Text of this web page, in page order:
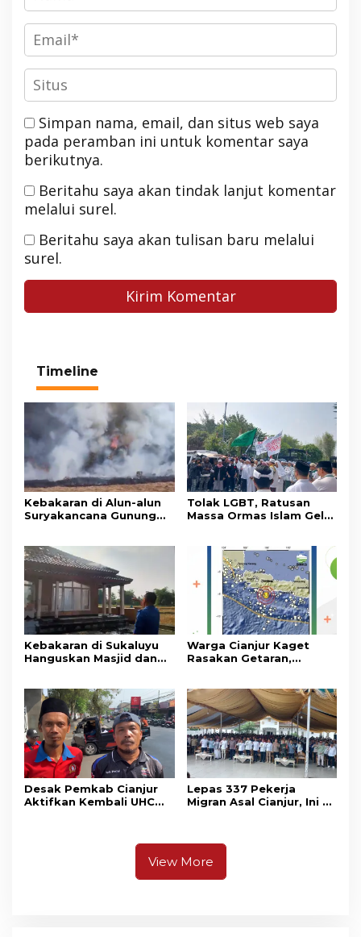
Simpan nama, email, dan situs web saya
pada peramban ini untuk komentar saya
berikutnya.
Beritahu saya akan tindak lanjut komentar
melalui surel.
Beritahu saya akan tulisan baru melalui
surel.
Timeline
Kebakaran di Alun-alun
Suryakancana Gunung
Masih Bersiaga
Tolak LGBT, Ratusan
Massa Ormas Islam Gelar
Kebakaran di Sukaluyu
Hanguskan Masjid dan
Warga Cianjur Kaget
Rasakan Getaran,
Pangandaran
Desak Pemkab Cianjur
Aktifkan Kembali UHC
Lepas 337 Pekerja
Migran Asal Cianjur, Ini 3
View More